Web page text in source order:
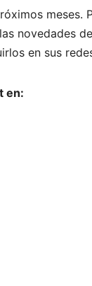
meses.
novedades
en sus
en: